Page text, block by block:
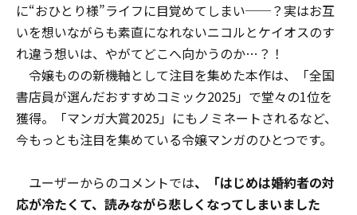
に“おひとり様”ライフに目覚めてしまい──？実はお互
いを想いながらも素直になれないニコルとケイオスのす
れ違う想いは、やがてどこへ向かうのか…？！
令嬢ものの新機軸として注目を集めた本作は、「全国
書店員が選んだおすすめコミック2025」で堂々の1位を
獲得。「マンガ大賞2025」にもノミネートされるなど、
今もっとも注目を集めている令嬢マンガのひとつです。
ユーザーからのコメントでは、
「はじめは婚約者の対
応が冷たくて、読みながら悲しくなってしまいました